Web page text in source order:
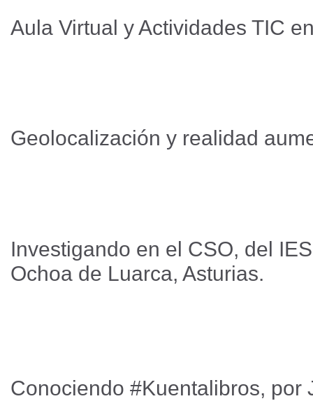
Aula Virtual y Actividades TIC
Geolocalización y realidad
Investigando en el CSO, del
Ochoa de Luarca, Asturias.
Conociendo #Kuentalibros,